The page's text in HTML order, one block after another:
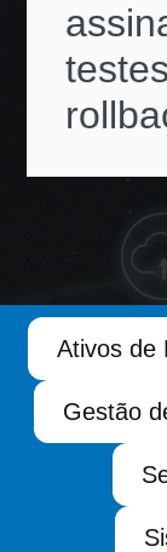
Ativos de
Gestão